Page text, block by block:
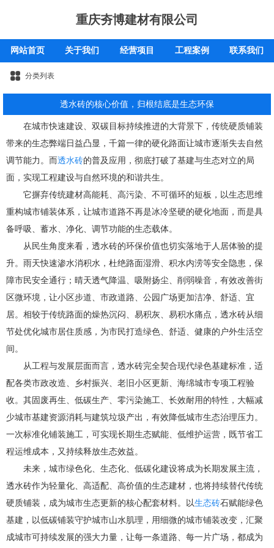
重庆夯博建材有限公司
网站首页 关于我们 经营项目 工程案例 联系我们
分类列表
透水砖的核心价值，归根结底是生态环保
在城市快速建设、双碳目标持续推进的大背景下，传统硬质铺装
带来的生态弊端日益凸显，千篇一律的硬化路面让城市逐渐失去自然
调节能力。而透水砖的普及应用，彻底打破了基建与生态对立的局
面，实现工程建设与自然环境的和谐共生。
它摒弃传统建材高能耗、高污染、不可循环的短板，以生态思维
重构城市铺装体系，让城市道路不再是冰冷坚硬的硬化地面，而是具
备呼吸、蓄水、净化、调节功能的生态载体。
从民生角度来看，透水砖的环保价值也切实落地于人居体验的提
升。雨天快速渗水消积水，杜绝路面湿滑、积水内涝等安全隐患，保
障市民安全通行；晴天透气降温、吸附扬尘、削弱噪音，有效改善街
区微环境，让小区步道、市政道路、公园广场更加洁净、舒适、宜
居。相较于传统路面的燥热沉闷、易积灰、易积水痛点，透水砖从细
节处优化城市居住质感，为市民打造绿色、舒适、健康的户外生活空
间。
从工程与发展层面而言，透水砖完全契合现代绿色基建标准，适
配各类市政改造、乡村振兴、老旧小区更新、海绵城市专项工程验
收。其固废再生、低碳生产、零污染施工、长效耐用的特性，大幅减
少城市基建资源消耗与建筑垃圾产出，有效降低城市生态治理压力。
一次标准化铺装施工，可实现长期生态赋能、低维护运营，既节省工
程运维成本，又持续释放生态效益。
未来，城市绿色化、生态化、低碳化建设将成为长期发展主流，
透水砖作为轻量化、高适配、高价值的生态建材，也将持续替代传统
硬质铺装，成为城市生态更新的核心配套材料。以生态砖石赋能绿色
基建，以低碳铺装守护城市山水肌理，用细微的城市铺装改变，汇聚
成城市可持续发展的强大力量，让每一条道路、每一片广场，都成为